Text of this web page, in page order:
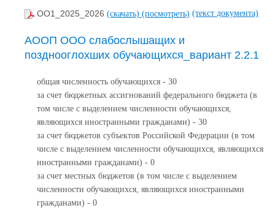
ОО1_2025_2026 (скачать) (посмотреть) (текст документа)
АООП ООО слабослышащих и
позднооглохших обучающихся_вариант 2.2.1
общая численность обучающихся - 30
за счет бюджетных ассигнований федерального бюджета (в
том числе с выделением численности обучающихся,
являющихся иностранными гражданами) - 30
за счет бюджетов субъектов Российской Федерации (в том
числе с выделением численности обучающихся, являющихся
иностранными гражданами) - 0
за счет местных бюджетов (в том числе с выделением
численности обучающихся, являющихся иностранными
гражданами) - 0